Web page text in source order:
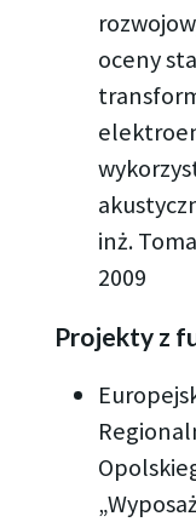
oceny
inż.
2009
Projekty z